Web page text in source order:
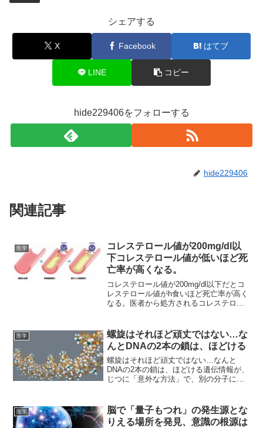
シェアする
X Facebook はてブ
LINE コピー
hide229406をフォローする
hide229406
関連記事
医学
コレステロール値が200mg/dl以
下コレステロール値が低いほど死
亡率が高くなる。
コレステロール値が200mg/dl以下だとコ
レステロール値がh食いほど死亡率が高く
なる。医者から処方されるコレステロー
ができますか? コレステロールを下げる
ためにスタ...
医学
螺旋はそれほど頑丈ではない…な
んとDNAの2本の鎖は、ほどける
螺旋はそれほど頑丈ではない…なんと
DNAの2本の鎖は、ほどける遺伝情報が、
じつに「意外な方法」で、別の分子にコ
ンやパソコン、電子メールや電子書
籍…。確かにこれらは電子を...
医学
脳で「量子もつれ」の発生源とな
りえる場所を発見、意識の根源は